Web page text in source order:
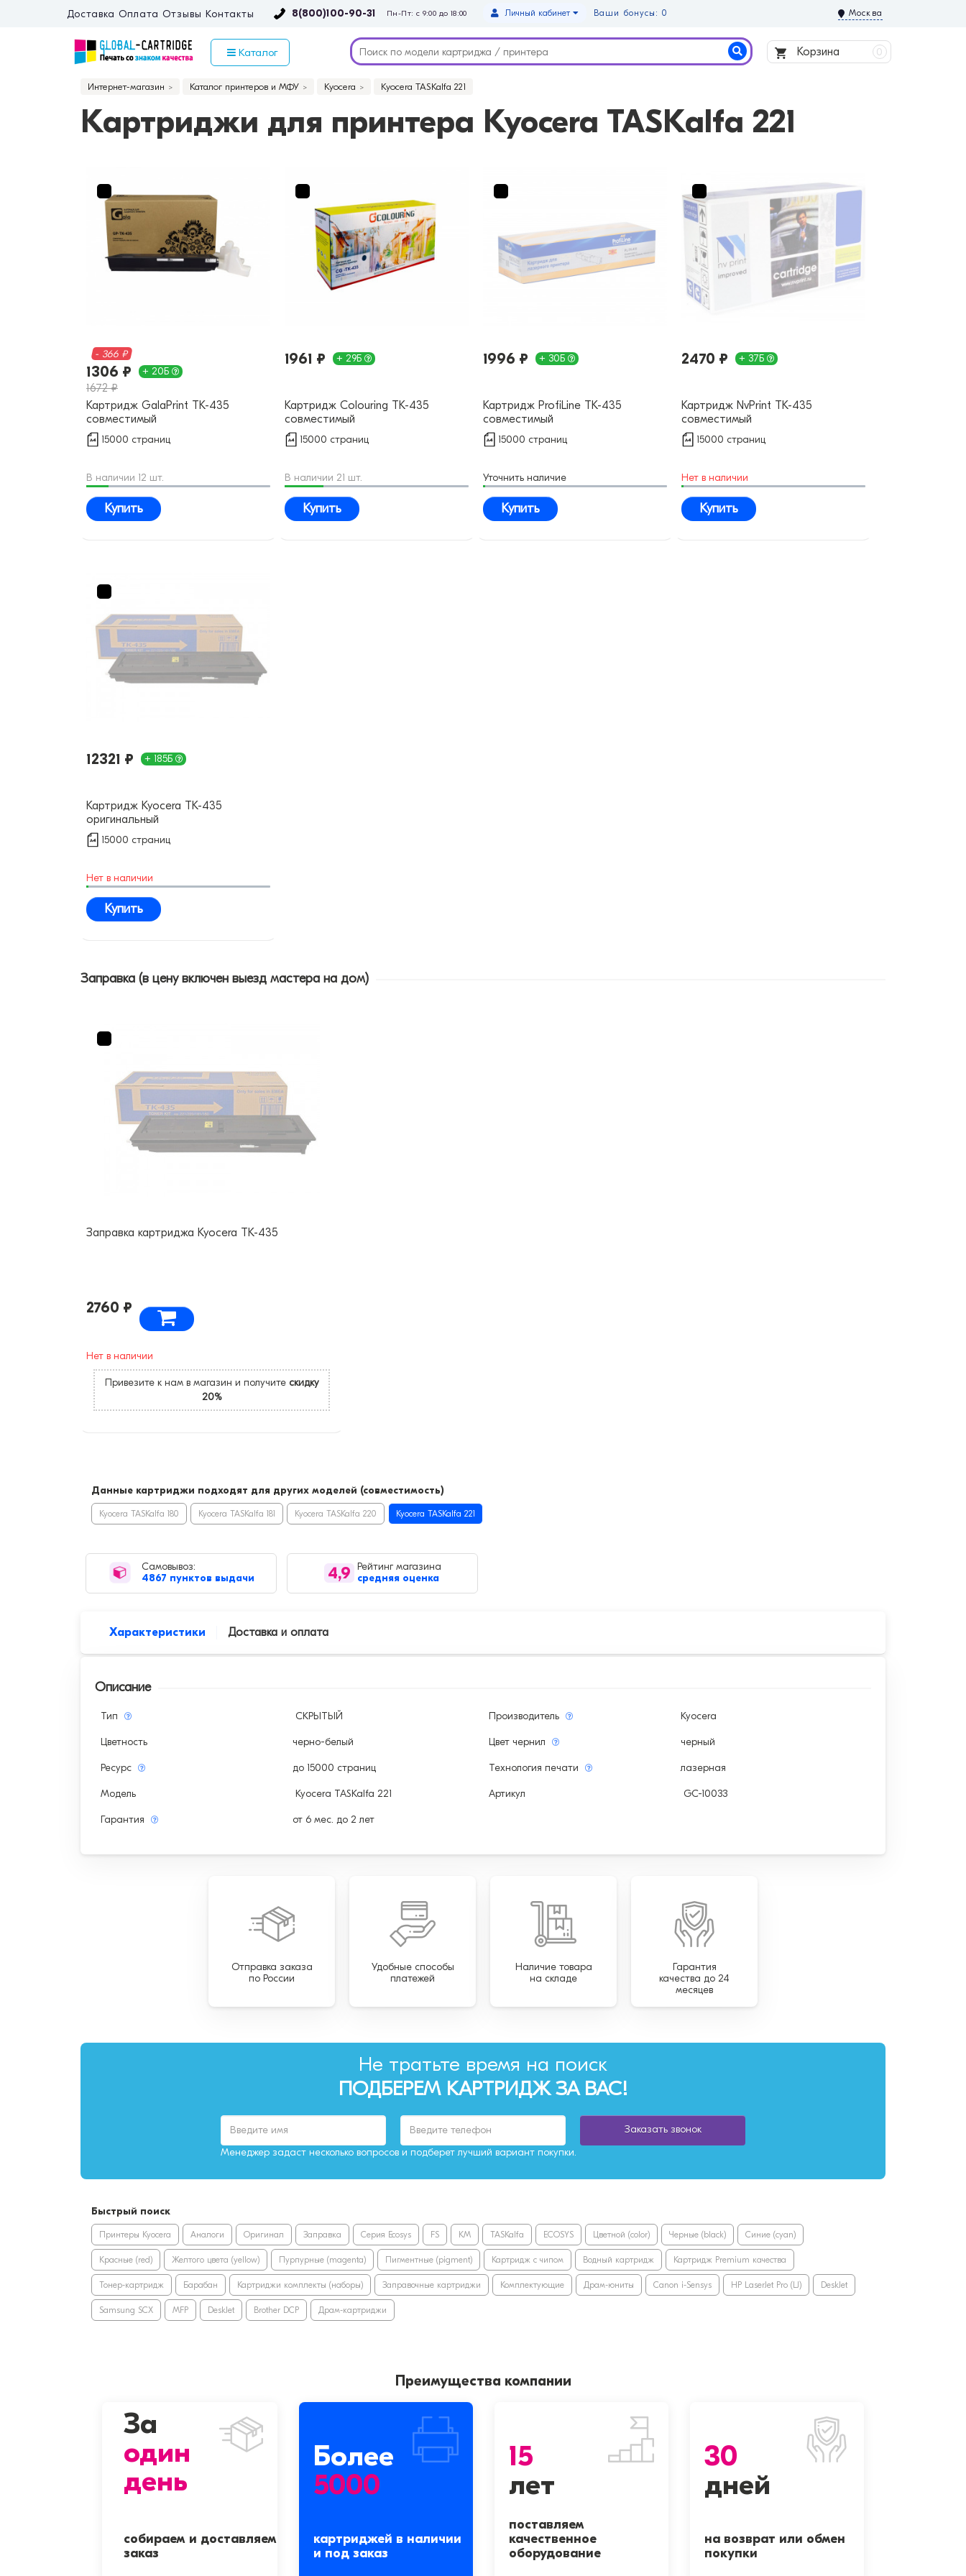
Доставка Оплата Отзывы Контакты 8(800)100-90-31 Пн-Пт: с 9:00 до 18:00 Ваши бонусы: 0
Личный кабинет Москва
Каталог Корзина 0
Интернет-магазин Каталог принтеров и МФУ Kyocera Kyocera TASKalfa 221
Картриджи для принтера Kyocera TASKalfa 221
- 366 ₽
1306 ₽ + 20Б
1672 ₽
Картридж GalaPrint TK-435
совместимый
15000 страниц
В наличии 12 шт.
Купить
1961 ₽ + 29Б
Картридж Colouring TK-435
совместимый
15000 страниц
В наличии 21 шт.
Купить
1996 ₽ + 30Б
Картридж ProfiLine TK-435
совместимый
15000 страниц
Уточнить наличие
Купить
2470 ₽ + 37Б
Картридж NvPrint TK-435
совместимый
15000 страниц
Нет в наличии
Купить
12321 ₽ + 185Б
Картридж Kyocera TK-435
оригинальный
15000 страниц
Нет в наличии
Купить
Заправка (в цену включен выезд мастера на дом)
Заправка картриджа Kyocera TK-435
2760 ₽
Нет в наличии
Привезите к нам в магазин и получите скидку
20%
Данные картриджи подходят для других моделей (совместимость)
Kyocera TASKalfa 180 Kyocera TASKalfa 181 Kyocera TASKalfa 220 Kyocera TASKalfa 221
Самовывоз:
4867 пунктов выдачи
4,9 Рейтинг магазина
средняя оценка
Характеристики Доставка и оплата
Описание
Тип СКРЫТЫЙ Производитель Kyocera
Цветность черно-белый Цвет чернил черный
Ресурс до 15000 страниц Технология печати лазерная
Модель Kyocera TASKalfa 221 Артикул GC-10033
Гарантия от 6 мес. до 2 лет
Отправка заказа
по России
Удобные способы
платежей
Наличие товара
на складе
Гарантия
качества до 24
месяцев
Не тратьте время на поиск
ПОДБЕРЕМ КАРТРИДЖ ЗА ВАС!
Заказать звонок
Менеджер задаст несколько вопросов и подберет лучший вариант покупки.
Быстрый поиск
Принтеры Kyocera Аналоги Оригинал Заправка Серия Ecosys FS KM TASKalfa ECOSYS Цветной (color) Черные (black) Синие (cyan)
Красные (red) Желтого цвета (yellow) Пурпурные (magenta) Пигментные (pigment) Картридж с чипом Водный картридж Картридж Premium качества
Тонер-картридж Барабан Картриджи комплекты (наборы) Заправочные картриджи Комплектующие Драм-юниты Canon i-Sensys HP LaserJet Pro (LJ) DeskJet
Samsung SCX MFP DeskJet Brother DCP Драм-картриджи
Преимущества компании
За
один
день
собираем и доставляем
заказ
Более
5000
картриджей в наличии
и под заказ
15
лет
поставляем
качественное
оборудование
30
дней
на возврат или обмен
покупки